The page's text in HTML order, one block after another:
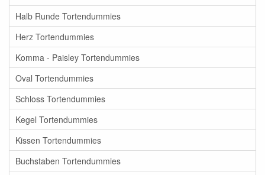
Halb Runde Tortendummies
Herz Tortendummies
Komma - Paisley Tortendummies
Oval Tortendummies
Schloss Tortendummies
Kegel Tortendummies
Kissen Tortendummies
Buchstaben Tortendummies